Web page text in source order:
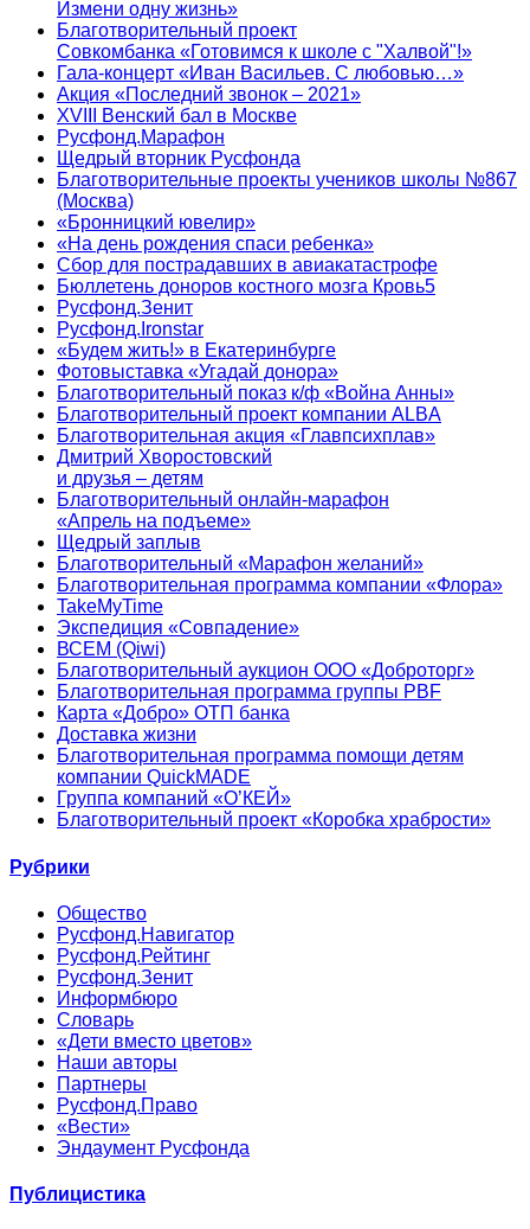
Измени одну жизнь»
Благотворительный проект
Совкомбанка «Готовимся к школе с "Халвой"!»
Гала-концерт «Иван Васильев. С любовью…»
Акция «Последний звонок – 2021»
XVIII Венский бал в Москве
Русфонд.Марафон
Щедрый вторник Русфонда
Благотворительные проекты учеников школы №867
(Москва)
«Бронницкий ювелир»
«На день рождения спаси ребенка»
Сбор для пострадавших в авиакатастрофе
Бюллетень доноров костного мозга Кровь5
Русфонд.Зенит
Русфонд.Ironstar
«Будем жить!» в Екатеринбурге
Фотовыставка «Угадай донора»
Благотворительный показ к/ф «Война Анны»
Благотворительный проект компании ALBA
Благотворительная акция «Главпсихплав»
Дмитрий Хворостовский
и друзья – детям
Благотворительный онлайн‑марафон
«Апрель на подъеме»
Щедрый заплыв
Благотворительный «Марафон желаний»
Благотворительная программа компании «Флора»
TakeMyTime
Экспедиция «Совпадение»
ВСЕМ (Qiwi)
Благотворительный аукцион ООО «Доброторг»
Благотворительная программа группы PBF
Карта «Добро» ОТП банка
Доставка жизни
Благотворительная программа помощи детям
компании QuickMADE
Группа компаний «О’КЕЙ»
Благотворительный проект «Коробка храбрости»
Рубрики
Общество
Русфонд.Навигатор
Русфонд.Рейтинг
Русфонд.Зенит
Информбюро
Словарь
«Дети вместо цветов»
Наши авторы
Партнеры
Русфонд.Право
«Вести»
Эндаумент Русфонда
Публицистика